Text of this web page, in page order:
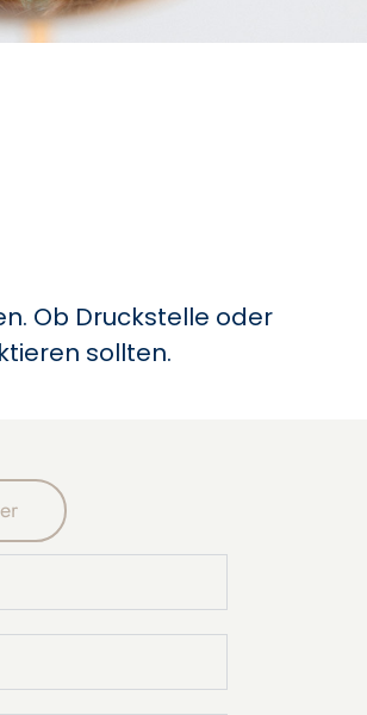
Ob Druckstelle oder
sollten.